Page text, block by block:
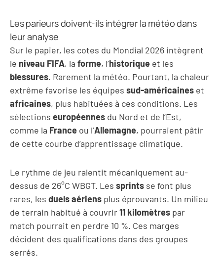
Les parieurs doivent-ils intégrer la météo dans
leur analyse
Sur le papier, les cotes du Mondial 2026 intègrent
le niveau FIFA, la forme, l’historique et les
blessures. Rarement la météo. Pourtant, la chaleur
extrême favorise les équipes sud-américaines et
africaines, plus habituées à ces conditions. Les
sélections européennes du Nord et de l’Est,
comme la France ou l’Allemagne, pourraient pâtir
de cette courbe d’apprentissage climatique.
Le rythme de jeu ralentit mécaniquement au-
dessus de 26°C WBGT. Les sprints se font plus
rares, les duels aériens plus éprouvants. Un milieu
de terrain habitué à couvrir11 kilomètres par
match pourrait en perdre 10 %. Ces marges
décident des qualifications dans des groupes
serrés.